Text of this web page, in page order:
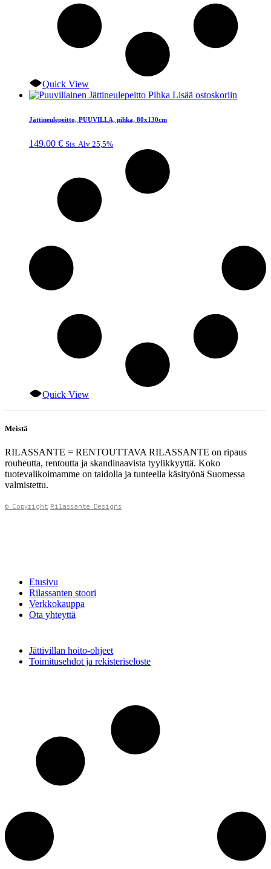
Quick View
Lisää ostoskoriin
Jättineulepeitto, PUUVILLA, pihka, 80x130cm
149.00 € Sis. Alv 25,5%
Quick View
Meistä
RILASSANTE = RENTOUTTAVA RILASSANTE on ripaus
rouheutta, rentoutta ja skandinaavista tyylikkyyttä. Koko
tuotevalikoimamme on taidolla ja tunteella käsityönä Suomessa
valmistettu.
© Copyright Rilassante Designs
Etusivu
Rilassanten stoori
Verkkokauppa
Ota yhteyttä
Jättivillan hoito-ohjeet
Toimitusehdot ja rekisteriseloste